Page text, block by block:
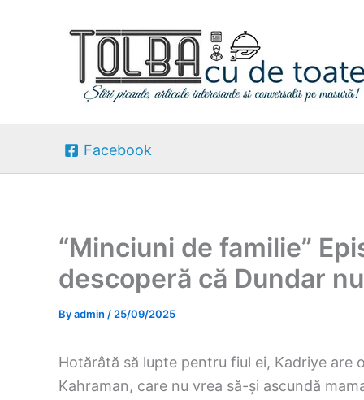
Facebook
“Minciuni de familie”
descoperă că Dundar
Byadmin / 25/09/2025
Hotărâtă să lupte pentru fiul ei, Kadriye are
Kahraman, care nu vrea să-și ascundă